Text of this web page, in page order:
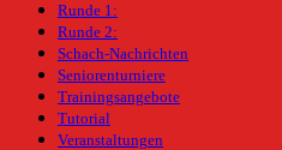
Runde 1:
Runde 2:
Schach-Nachrichten
Seniorenturniere
Trainingsangebote
Tutorial
Veranstaltungen